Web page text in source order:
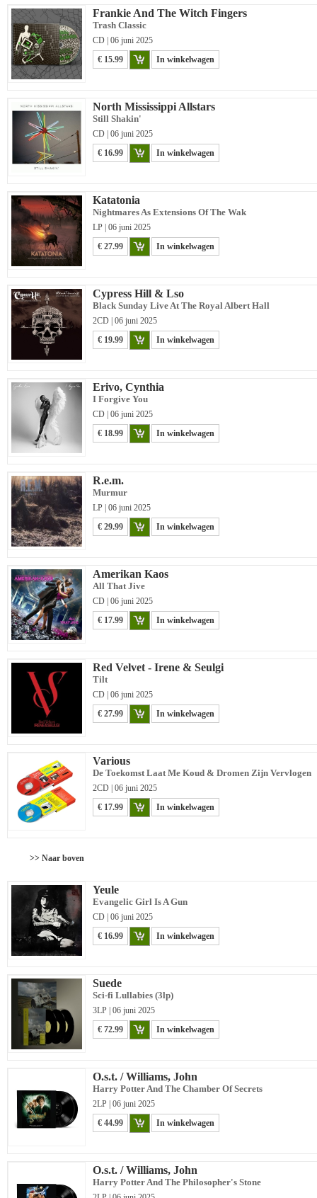
Frankie And The Witch Fingers
Trash Classic
CD | 06 juni 2025
€ 15.99
In winkelwagen
North Mississippi Allstars
Still Shakin'
CD | 06 juni 2025
€ 16.99
In winkelwagen
Katatonia
Nightmares As Extensions Of The Wak
LP | 06 juni 2025
€ 27.99
In winkelwagen
Cypress Hill & Lso
Black Sunday Live At The Royal Albert Hall
2CD | 06 juni 2025
€ 19.99
In winkelwagen
Erivo, Cynthia
I Forgive You
CD | 06 juni 2025
€ 18.99
In winkelwagen
R.e.m.
Murmur
LP | 06 juni 2025
€ 29.99
In winkelwagen
Amerikan Kaos
All That Jive
CD | 06 juni 2025
€ 17.99
In winkelwagen
Red Velvet - Irene & Seulgi
Tilt
CD | 06 juni 2025
€ 27.99
In winkelwagen
Various
De Toekomst Laat Me Koud & Dromen Zijn Vervlogen
2CD | 06 juni 2025
€ 17.99
In winkelwagen
>> Naar boven
Yeule
Evangelic Girl Is A Gun
CD | 06 juni 2025
€ 16.99
In winkelwagen
Suede
Sci-fi Lullabies (3lp)
3LP | 06 juni 2025
€ 72.99
In winkelwagen
O.s.t. / Williams, John
Harry Potter And The Chamber Of Secrets
2LP | 06 juni 2025
€ 44.99
In winkelwagen
O.s.t. / Williams, John
Harry Potter And The Philosopher's Stone